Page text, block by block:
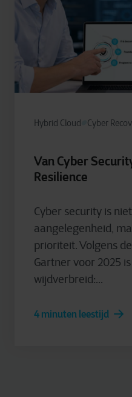
Hybrid Cloud Cyber
Van Cyber
Resilience
Cyber security is
aangelegenheid,
prioriteit. Volgens
Gartner voor 2025
wijdverbreid:...
4 minuten leestijd